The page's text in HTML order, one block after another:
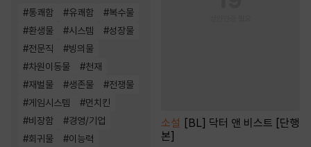
#통쾌함 #유쾌함 #복수물
#환생물 #시스템 #성장물
#전문직 #빙의물
#차원이동물 #천재
#재벌물 #생존물 #전쟁물
#게임시스템 #먼치킨
#비장함 #경영/기업
#회귀물 #이능력
소설 [BL] 닥터 앤 비스트 [단행
본]